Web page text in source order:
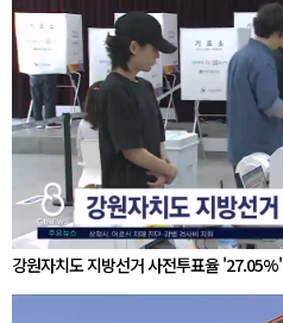
강원자치도 지방선거 사전투표율 '27.05%'